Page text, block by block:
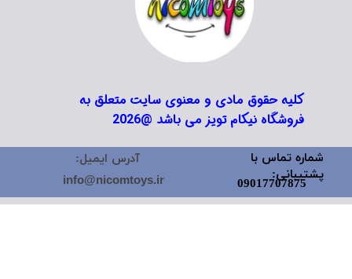
کلیه حقوق مادی و معنوی سایت متعلق به
فروشگاه نیکام تویز می باشد @2026
شماره تماس با
پشتیبانی:
09017707875
آدرس ایمیل:
info@nicomtoys.ir